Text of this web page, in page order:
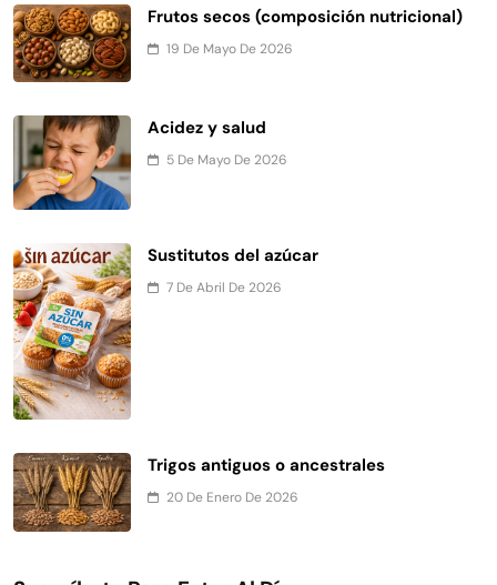
Frutos secos (composición nutricional)
19 De Mayo De 2026
Acidez y salud
5 De Mayo De 2026
Sustitutos del azúcar
7 De Abril De 2026
Trigos antiguos o ancestrales
20 De Enero De 2026